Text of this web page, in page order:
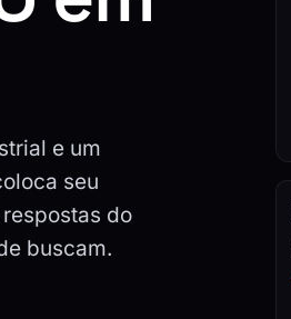
e um
seu
do
buscam.